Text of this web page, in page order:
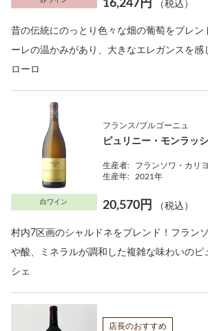
16,247円 （税込）
昔の伝統にのっとり色々な畑の葡萄をブレン
ーレの温かみがあり、大きなエレガンスを感
ローロ
白ワイン
フランス/ブルゴーニュ
ピュリニー・モンラッ
生産者:
フランソワ・カリ
生産年:
2021年
20,570円 （税込）
村内7区画のシャルドネをブレンド！フラン
や酸、ミネラルが調和した複雑な味わいのピ
シェ
店長のおすすめ